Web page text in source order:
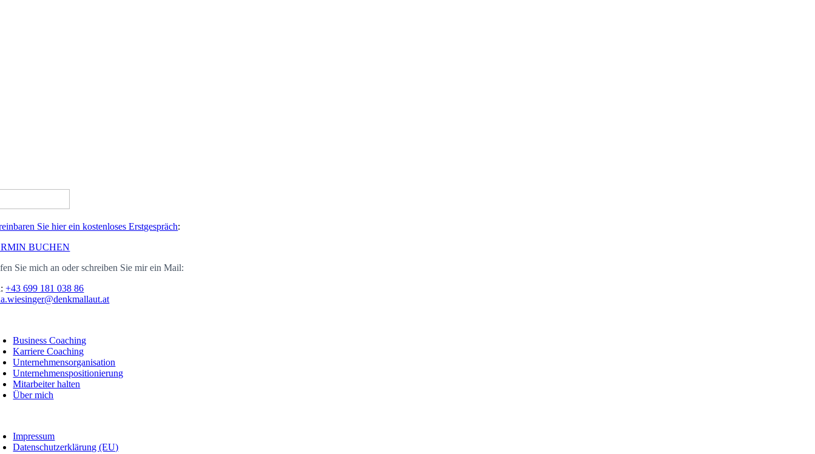
Sie hier ein kostenloses Erstgespräch:
BUCHEN
Sie mich an oder schreiben Sie mir ein Mail:
+43 699 181 038 86
Business Coaching
Karriere Coaching
Unternehmensorganisation
Unternehmenspositionierung
Mitarbeiter halten
Über mich
Impressum
Datenschutzerklärung (EU)